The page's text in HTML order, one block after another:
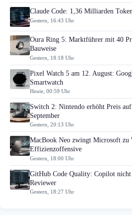
Claude Code: 1,36 Milliarden
Gestern, 16:43 Uhr
Oura Ring 5: Marktführer mit 40
Bauweise
Gestern, 18:18 Uhr
Pixel Watch 5 am 12. August:
Smartwatch
Heute, 00:59 Uhr
Switch 2: Nintendo erhöht Preis
September
Gestern, 20:13 Uhr
MacBook Neo zwingt Microsoft zu
Effizienzoffensive
Gestern, 18:00 Uhr
GitHub Code Quality: Copilot nicht
Reviewer
Gestern, 18:27 Uhr